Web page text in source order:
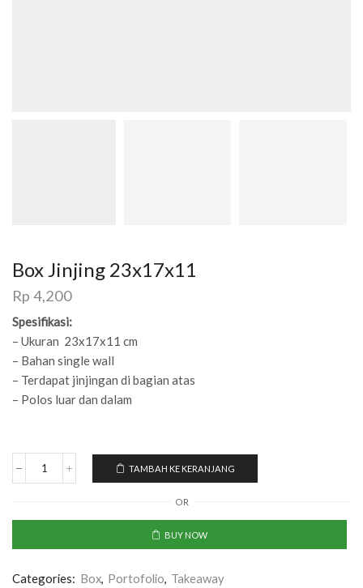
Box Jinjing 23x17x11
Rp 4,200
Spesifikasi:
– Ukuran 23x17x11 cm
– Bahan single wall
– Terdapat jinjingan di bagian atas
– Polos luar dan dalam
Kuantitas
23x17x11
TAMBAH KE KERANJANG
OR
BUY NOW
Categories: Box, Portofolio, Takeaway